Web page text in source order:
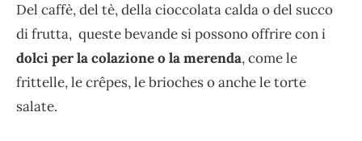
Del caffè, del tè, della cioccolata calda o del succo
di frutta, queste bevande si possono offrire con i
dolci per la colazione o la merenda, come le
frittelle, le crêpes, le brioches o anche le torte
salate.